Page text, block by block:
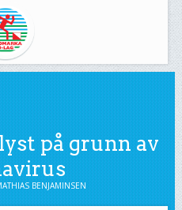
på grunn av
BENJAMINSEN